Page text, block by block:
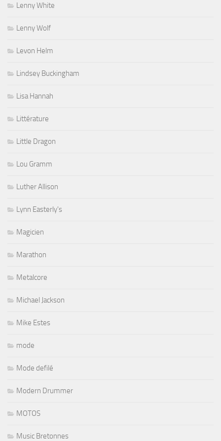
Lenny White
Lenny Wolf
Levon Helm
Lindsey Buckingham
Lisa Hannah
Littérature
Little Dragon
Lou Gramm
Luther Allison
Lynn Easterly's
Magicien
Marathon
Metalcore
Michael Jackson
Mike Estes
mode
Mode defilé
Modern Drummer
MOTOS
Music Bretonnes